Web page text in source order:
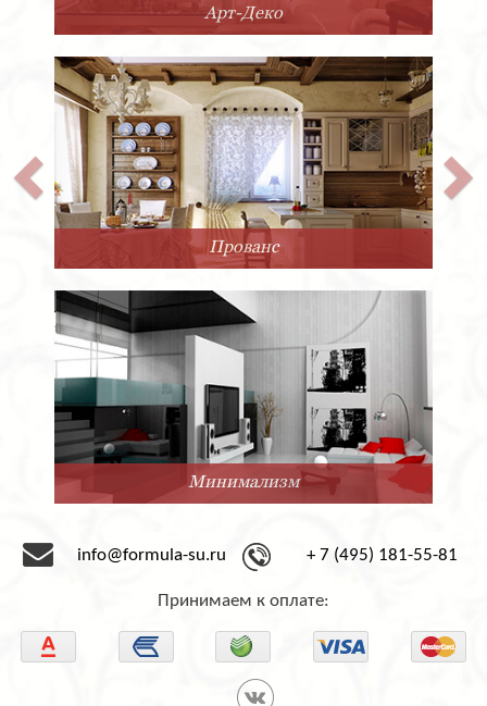
Арт-Деко
Прованс
Минимализм
info@formula-su.ru + 7 (495) 181-55-81
Принимаем к оплате: